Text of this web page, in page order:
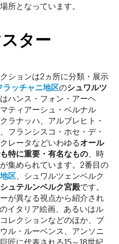
所となっています。
スター
ションは2ヵ所に分類・展示
ラッチャニ地区のシュワルツ
ハンス・フォン・アーヘ
ティアーシュ・ベルナル
ラナッハ、アルブレヒト・
フランシスコ・ホセ・デ・
レータなどいわゆるオール
特に重要・有名なもの 、時
集められています。2番目の
区 、シュワルツェンベルク
シュテルンベルク宮殿です。
が異なる視点から紹介され
イタリア絵画、あるいはル
レクションなどのほか、ブ
ル・ルーベンス、アンソニ
匠に代表される15～18世紀